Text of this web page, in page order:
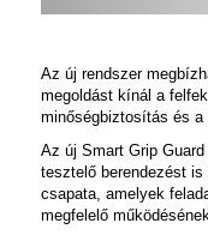
Az új rendszer
megoldást kínál a
minőségbiztosítás és a
Az új Smart Grip Guard
tesztelő berendezést
csapata, amelyek
megfelelő